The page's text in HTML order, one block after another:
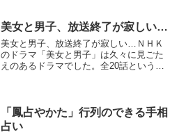
驚きました。見応えあるって言うか、ス
トーリーも練られていたし...
美女と男子、放送終了が寂しい…
美女と男子、放送終了が寂しい…ＮＨＫ
のドラマ「美女と男子」は久々に見ごた
えのあるドラマでした。全20話という最
にどんどんカッコよくなっ...
「鳳占やかた」行列のできる手相
占い